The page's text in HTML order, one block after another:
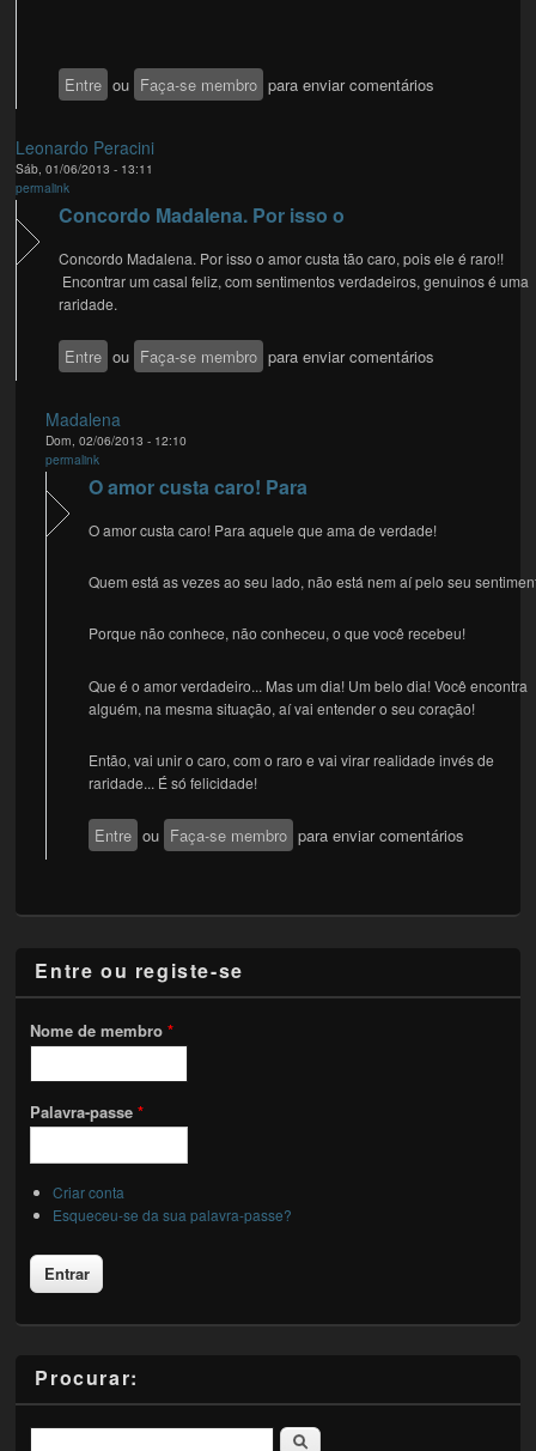
Entre ou Faça-se membro para enviar comentários
Leonardo Peracini
Sáb, 01/06/2013 - 13:11
permalink
Concordo Madalena. Por isso o
Concordo Madalena. Por isso o amor custa tão caro, pois ele é raro!!
Encontrar um casal feliz, com sentimentos verdadeiros, genuinos é uma
raridade.
Entre ou Faça-se membro para enviar comentários
Madalena
Dom, 02/06/2013 - 12:10
permalink
O amor custa caro! Para
O amor custa caro! Para aquele que ama de verdade!
Quem está as vezes ao seu lado, não está nem aí pelo seu
Porque não conhece, não conheceu, o que você recebeu!
Que é o amor verdadeiro... Mas um dia! Um belo dia! Você encontra
alguém, na mesma situação, aí vai entender o seu coração!
Então, vai unir o caro, com o raro e vai virar realidade invés de
raridade... É só felicidade!
Entre ou Faça-se membro para enviar comentários
Entre ou registe-se
Nome de membro*
Palavra-passe*
Criar conta
Esqueceu-se da sua palavra-passe?
Procurar:
Pesquisar